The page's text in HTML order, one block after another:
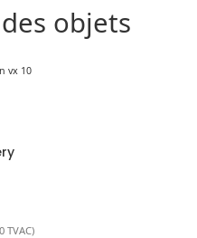
objets
vx 10
TVAC)